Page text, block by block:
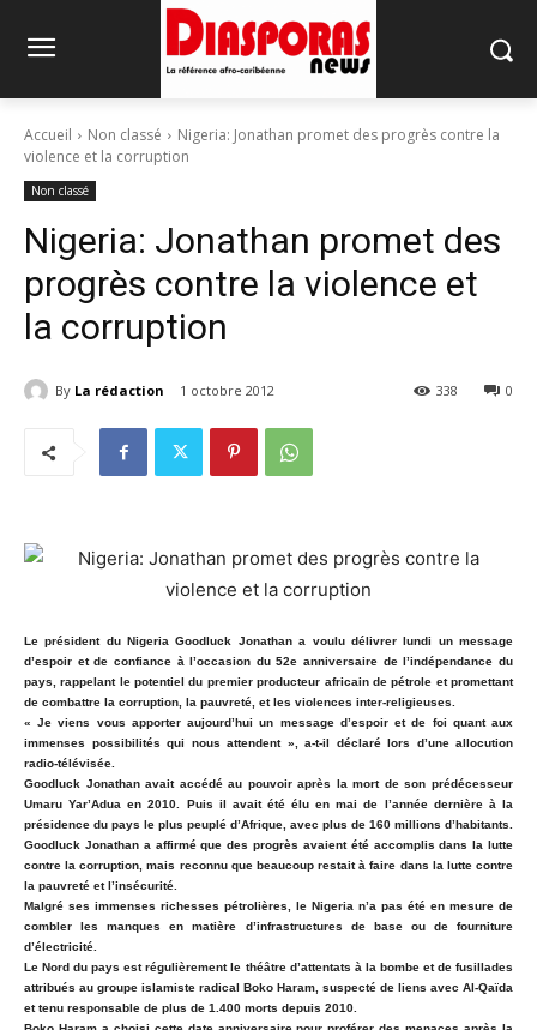
Accueil Non classé
Nigeria: Jonathan promet des progrès contre la
violence et la corruption
Non classé
Nigeria: Jonathan promet des
progrès contre la violence et
la corruption
By La rédaction 1 octobre 2012 0
338
Le président du Nigeria Goodluck Jonathan a voulu délivrer lundi un message
d’espoir et de confiance à l’occasion du 52e anniversaire de l’indépendance du
pays, rappelant le potentiel du premier producteur africain de pétrole et promettant
de combattre la corruption, la pauvreté, et les violences inter-religieuses.
« Je viens vous apporter aujourd’hui un message d’espoir et de foi quant aux
immenses possibilités qui nous attendent », a-t-il déclaré lors d’une allocution
radio-télévisée.
Goodluck Jonathan avait accédé au pouvoir après la mort de son prédécesseur
Umaru Yar’Adua en 2010. Puis il avait été élu en mai de l’année dernière à la
présidence du pays le plus peuplé d’Afrique, avec plus de 160 millions d’habitants.
Goodluck Jonathan a affirmé que des progrès avaient été accomplis dans la lutte
contre la corruption, mais reconnu que beaucoup restait à faire dans la lutte contre
la pauvreté et l’insécurité.
Malgré ses immenses richesses pétrolières, le Nigeria n’a pas été en mesure de
combler les manques en matière d’infrastructures de base ou de fourniture
d’électricité.
Le Nord du pays est régulièrement le théâtre d’attentats à la bombe et de fusillades
attribués au groupe islamiste radical Boko Haram, suspecté de liens avec Al-Qaïda
et tenu responsable de plus de 1.400 morts depuis 2010.